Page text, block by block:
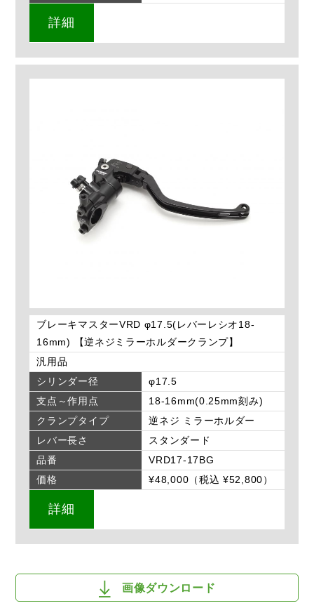
詳細
ブレーキマスターVRD φ17.5(レバーレシオ18-
16mm) 【逆ネジミラーホルダークランプ】
汎用品
シリンダー径
φ17.5
支点～作用点
18-16mm(0.25mm刻み)
クランプタイプ
逆ネジ ミラーホルダー
レバー長さ
スタンダード
品番
VRD17-17BG
価格
¥48,000（税込 ¥52,800）
詳細
画像ダウンロード